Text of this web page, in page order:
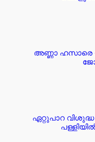
അണ്ണാ ഹസാരെ
ഏറ്റുപാറ